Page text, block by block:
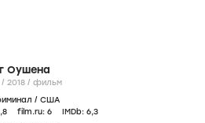
Оушена
Ocean's 8 / 2018 / фильм
/ США
,8 film.ru: 6 IMDb: 6,3